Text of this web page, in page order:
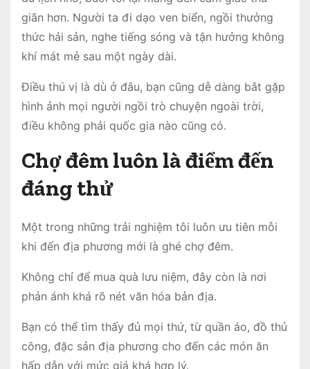
giãn hơn. Người ta đi dạo ven biển, ngồi thưởng
thức hải sản, nghe tiếng sóng và tận hưởng không
khí mát mẻ sau một ngày dài.
Điều thú vị là dù ở đâu, bạn cũng dễ dàng bắt gặp
hình ảnh mọi người ngồi trò chuyện ngoài trời,
điều không phải quốc gia nào cũng có.
Chợ đêm luôn là điểm đến
đáng thử
Một trong những trải nghiệm tôi luôn ưu tiên mỗi
khi đến địa phương mới là ghé chợ đêm.
Không chỉ để mua quà lưu niệm, đây còn là nơi
phản ánh khá rõ nét văn hóa bản địa.
Bạn có thể tìm thấy đủ mọi thứ, từ quần áo, đồ thủ
công, đặc sản địa phương cho đến các món ăn
hấp dẫn với mức giá khá hợp lý.